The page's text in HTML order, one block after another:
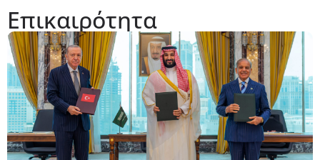
Επικαιρότητα